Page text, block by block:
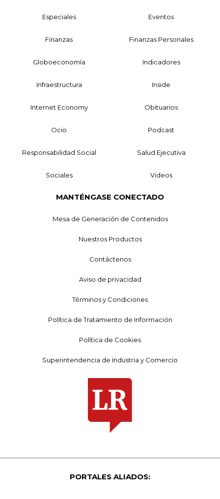
Especiales Eventos
Finanzas Finanzas Personales
Globoeconomía Indicadores
Infraestructura Inside
Internet Economy Obituarios
Ocio Podcast
Responsabilidad Social Salud Ejecutiva
Sociales Videos
MANTÉNGASE CONECTADO
Mesa de Generación de Contenidos
Nuestros Productos
Contáctenos
Aviso de privacidad
Términos y Condiciones
Política de Tratamiento de Información
Política de Cookies
Superintendencia de Industria y Comercio
PORTALES ALIADOS: